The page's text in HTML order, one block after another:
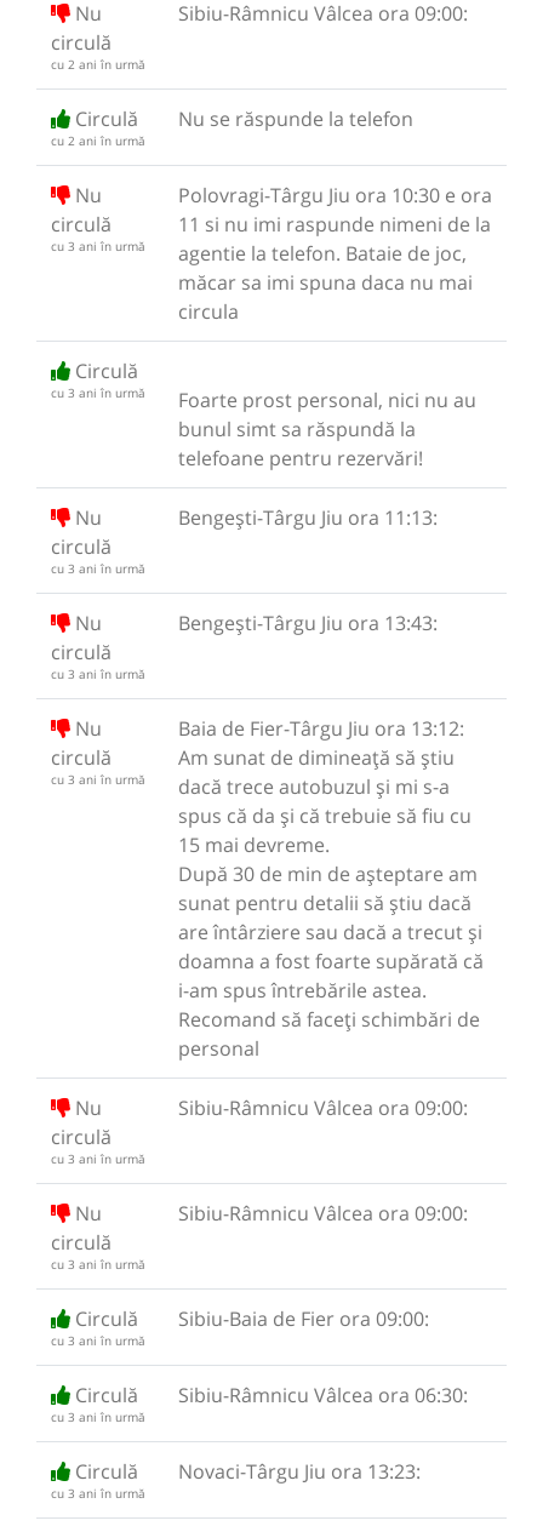
Nu
circulă
cu 2 ani în urmă
Sibiu-Râmnicu Vâlcea ora 09:00:
Circulă
cu 2 ani în urmă
Nu se răspunde la telefon
Nu
circulă
cu 3 ani în urmă
Polovragi-Târgu Jiu ora 10:30 e ora
11 si nu imi raspunde nimeni de la
agentie la telefon. Bataie de joc,
măcar sa imi spuna daca nu mai
circula
Circulă
cu 3 ani în urmă
Foarte prost personal, nici nu au
bunul simt sa răspundă la
telefoane pentru rezervări!
Nu
circulă
cu 3 ani în urmă
Bengești-Târgu Jiu ora 11:13:
Nu
circulă
cu 3 ani în urmă
Bengești-Târgu Jiu ora 13:43:
Nu
circulă
cu 3 ani în urmă
Baia de Fier-Târgu Jiu ora 13:12:
Am sunat de dimineață să știu
dacă trece autobuzul și mi s-a
spus că da și că trebuie să fiu cu
15 mai devreme.
După 30 de min de așteptare am
sunat pentru detalii să știu dacă
are întârziere sau dacă a trecut și
doamna a fost foarte supărată că
i-am spus întrebările astea.
Recomand să faceți schimbări de
personal
Nu
circulă
cu 3 ani în urmă
Sibiu-Râmnicu Vâlcea ora 09:00:
Nu
circulă
cu 3 ani în urmă
Sibiu-Râmnicu Vâlcea ora 09:00:
Circulă
cu 3 ani în urmă
Sibiu-Baia de Fier ora 09:00:
Circulă
cu 3 ani în urmă
Sibiu-Râmnicu Vâlcea ora 06:30:
Circulă
cu 3 ani în urmă
Novaci-Târgu Jiu ora 13:23: